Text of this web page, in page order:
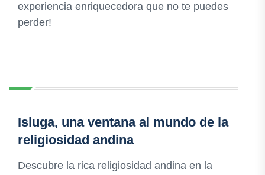
experiencia enriquecedora que no te puedes
perder!
Isluga, una ventana al mundo de la
religiosidad andina
Descubre la rica religiosidad andina en la